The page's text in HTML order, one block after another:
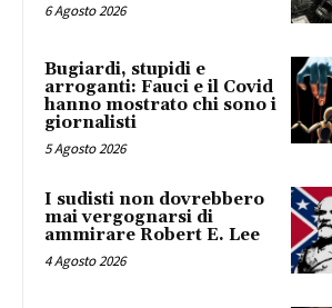
6 Agosto 2026
Bugiardi, stupidi e
arroganti: Fauci e il Covid
hanno mostrato chi sono i
giornalisti
5 Agosto 2026
I sudisti non dovrebbero
mai vergognarsi di
ammirare Robert E. Lee
4 Agosto 2026